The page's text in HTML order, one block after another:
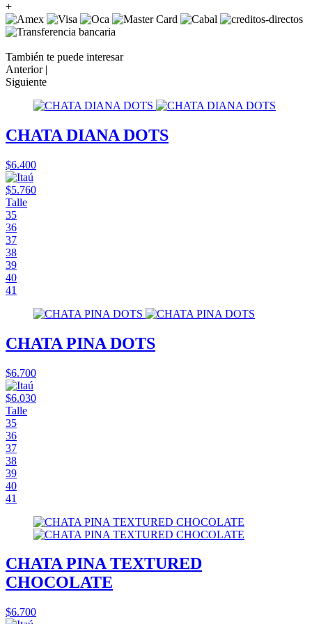
+
También te puede interesar
Anterior |
Siguiente
CHATA DIANA DOTS
$6.400
$5.760
Talle
35
36
37
38
39
40
41
CHATA PINA DOTS
$6.700
$6.030
Talle
35
36
37
38
39
40
41
CHATA PINA TEXTURED
CHOCOLATE
$6.700